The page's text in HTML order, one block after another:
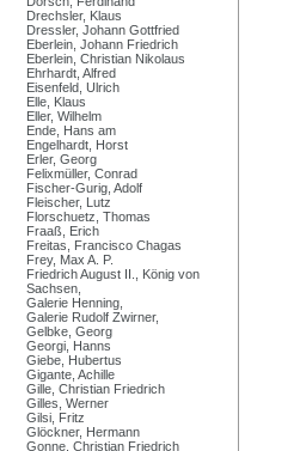
Drechsler, Klaus
Dressler, Johann Gottfried
Eberlein, Johann Friedrich
Eberlein, Christian Nikolaus
Ehrhardt, Alfred
Eisenfeld, Ulrich
Elle, Klaus
Eller, Wilhelm
Ende, Hans am
Engelhardt, Horst
Erler, Georg
Felixmüller, Conrad
Fischer-Gurig, Adolf
Fleischer, Lutz
Florschuetz, Thomas
Fraaß, Erich
Freitas, Francisco Chagas
Frey, Max A. P.
Friedrich August II., König von
Sachsen,
Galerie Henning,
Galerie Rudolf Zwirner,
Gelbke, Georg
Georgi, Hanns
Giebe, Hubertus
Gigante, Achille
Gille, Christian Friedrich
Gilles, Werner
Gilsi, Fritz
Glöckner, Hermann
Gonne, Christian Friedrich